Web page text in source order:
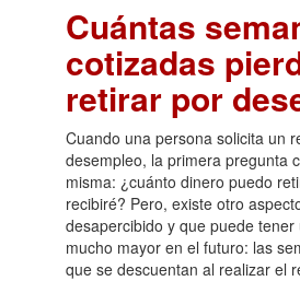
Cuántas
cotizadas
retirar por
Cuando una persona solicita un
desempleo, la primera pregunta
misma: ¿cuánto dinero puedo
recibiré? Pero, existe otro
desapercibido y que puede tener
mucho mayor en el futuro: las
que se descuentan al realizar el